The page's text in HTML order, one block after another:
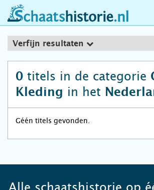
schaatshistorie.nl
Verfijn resultaten
0 titels in de categorie
Kleding in het
Géén titels gevonden.